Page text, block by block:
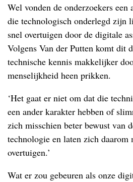
Wel vonden de onderzoekers een
die technologisch onderlegd zijn
snel overtuigen door de digitale
Volgens Van der Putten komt dit
technische kennis makkelijker
menselijkheid heen prikken.
‘Het gaat er niet om dat die
een ander karakter hebben of
zich misschien beter bewust van
technologie en laten zich daarom
overtuigen.’
Wat er zou gebeuren als onze